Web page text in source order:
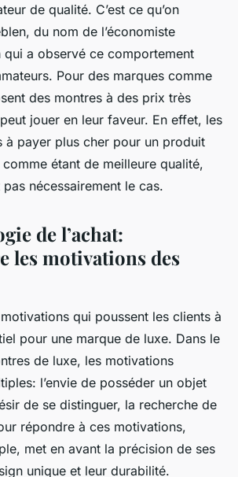
de qualité. C’est ce qu’on
, du nom de l’économiste
qui a observé ce comportement
Pour des marques comme
des montres à des prix très
jouer en leur faveur. En effet, les
à payer plus cher pour un produit
étant de meilleure qualité,
pas nécessairement le cas.
de l’achat:
les motivations des
qui poussent les clients à
pour une marque de luxe. Dans le
de luxe, les motivations
l’envie de posséder un objet
de se distinguer, la recherche de
répondre à ces motivations,
met en avant la précision de ses
unique et leur durabilité.